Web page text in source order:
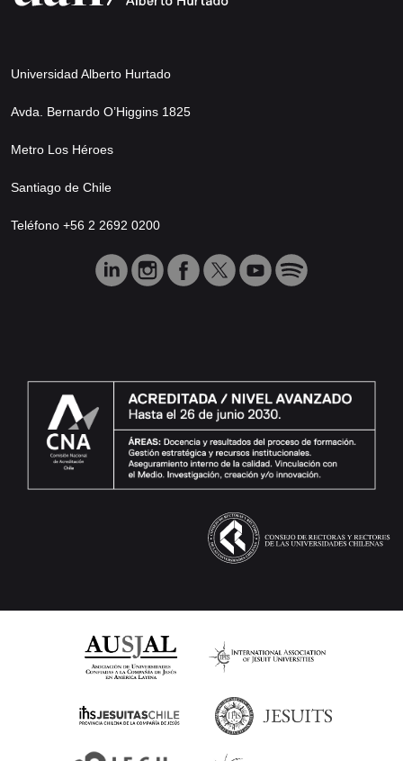
Universidad Alberto Hurtado
Avda. Bernardo O’Higgins 1825
Metro Los Héroes
Santiago de Chile
Teléfono +56 2 2692 0200